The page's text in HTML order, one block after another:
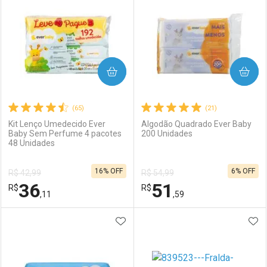
(65)
Kit Lenço Umedecido Ever
Baby Sem Perfume 4 pacotes
48 Unidades
R$ 42,99
R$36,11
16% OFF
COMPRAR
(21)
Algodão Quadrado Ever Baby
200 Unidades
R$ 54,99
R$51 ,59
6% OFF
COMPRAR
Laboratório
Por Menos
ADICIONAR AOS FAVORITOS